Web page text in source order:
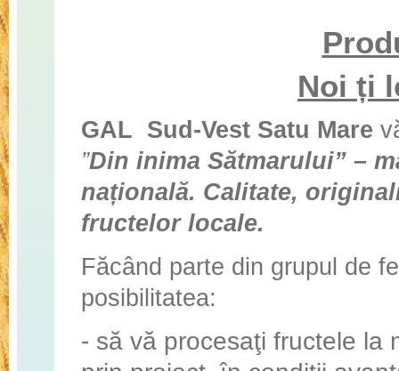
Noi ți
GAL Sud-Vest Satu Mare
”Din inima Sătmarului” –
națională. Calitate,
fructelor locale.
Făcând parte din grupul de
posibilitatea:
- să vă procesaţi fructele la